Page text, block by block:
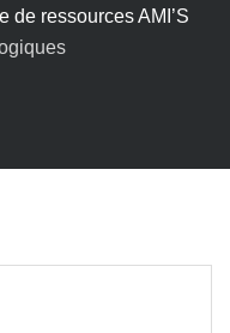
de ressources AMI’S